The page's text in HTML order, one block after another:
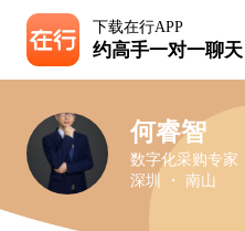
下载在行APP
约高手一对一聊天
何睿智
数字化采购专家
深圳 ・ 南山